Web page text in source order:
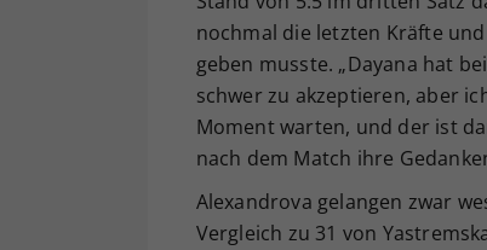
nochmal die letzten Kräfte
geben musste. „Dayana hat
schwer zu akzeptieren, aber
Moment warten, und der ist
nach dem Match ihre
Alexandrova gelangen zwar
Vergleich zu 31 von